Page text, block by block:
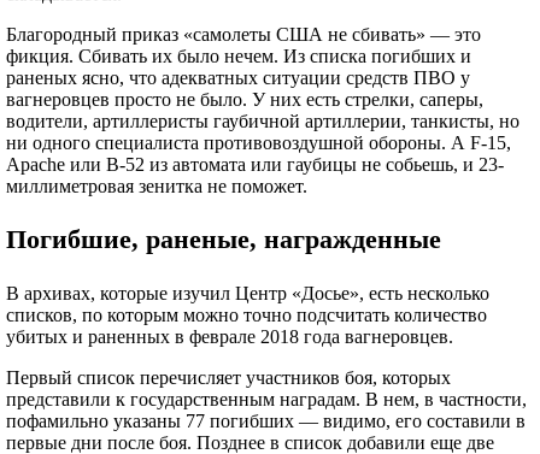
Благородный приказ «самолеты США не сбивать» — это
фикция. Сбивать их было нечем. Из списка погибших и
раненых ясно, что адекватных ситуации средств ПВО у
вагнеровцев просто не было. У них есть стрелки, саперы,
водители, артиллеристы гаубичной артиллерии, танкисты, но
ни одного специалиста противовоздушной обороны. А F-15,
Apache или B-52 из автомата или гаубицы не собьешь, и 23-
миллиметровая зенитка не поможет.
Погибшие, раненые, награжденные
В архивах, которые изучил Центр «Досье», есть несколько
списков, по которым можно точно подсчитать количество
убитых и раненных в феврале 2018 года вагнеровцев.
Первый список перечисляет участников боя, которых
представили к государственным наградам. В нем, в частности,
пофамильно указаны 77 погибших — видимо, его составили в
первые дни после боя. Позднее в список добавили еще две